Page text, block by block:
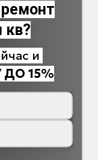
кв?
и
15%